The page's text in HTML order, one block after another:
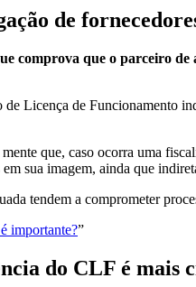
de
comprova que o parceiro
Licença de Funcionamento
mente que, caso ocorra uma
sua imagem, ainda que
tendem a comprometer
importante?”
do CLF é mais